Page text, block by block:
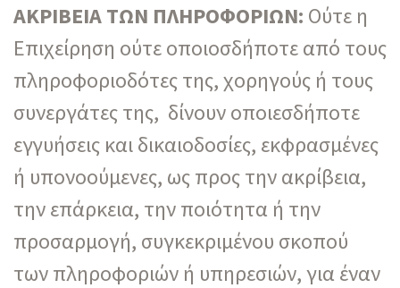
ΑΚΡΙΒΕΙΑ ΤΩΝ ΠΛΗΡΟΦΟΡΙΩΝ: Ούτε η
Επιχείρηση ούτε οποιοσδήποτε από τους
πληροφοριοδότες της, χορηγούς ή τους
συνεργάτες της, δίνουν οποιεσδήποτε
εγγυήσεις και δικαιοδοσίες, εκφρασμένες
ή υπονοούμενες, ως προς την ακρίβεια,
την επάρκεια, την ποιότητα ή την
προσαρμογή, συγκεκριμένου σκοπού
των πληροφοριών ή υπηρεσιών, για έναν